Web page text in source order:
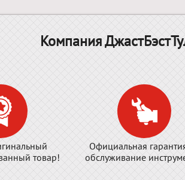
Компания
товар!
Официальная
обслуживание